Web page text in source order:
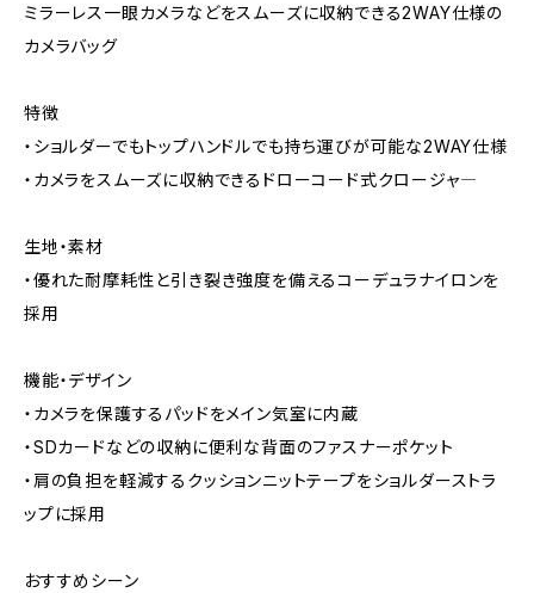
ミラーレス一眼カメラなどをスムーズに収納できる2WAY仕様の
カメラバッグ
特徴
・ショルダーでもトップハンドルでも持ち運びが可能な2WAY仕様
・カメラをスムーズに収納できるドローコード式クロージャ―
生地・素材
・優れた耐摩耗性と引き裂き強度を備えるコーデュラナイロンを
採用
機能・デザイン
・カメラを保護するパッドをメイン気室に内蔵
・SDカードなどの収納に便利な背面のファスナーポケット
・肩の負担を軽減するクッションニットテープをショルダーストラ
ップに採用
おすすめシーン